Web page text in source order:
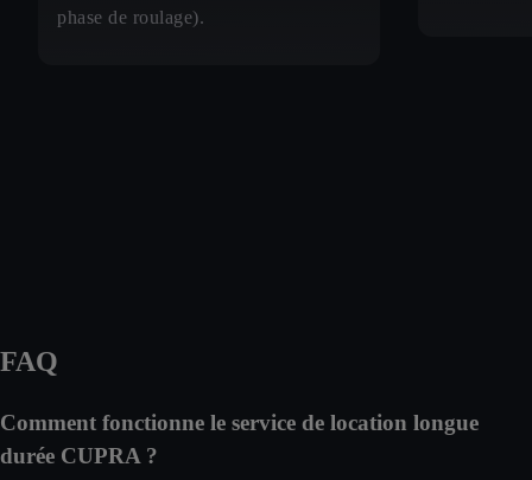
phase de roulage).
FAQ
Comment fonctionne le service de location longue
durée CUPRA ?